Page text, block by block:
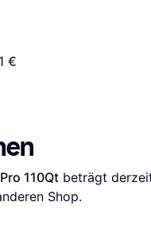
€
110Qt beträgt
Shop.